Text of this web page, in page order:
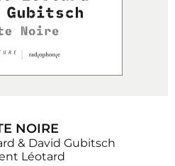
NOIRE
& David Gubitsch
Léotard